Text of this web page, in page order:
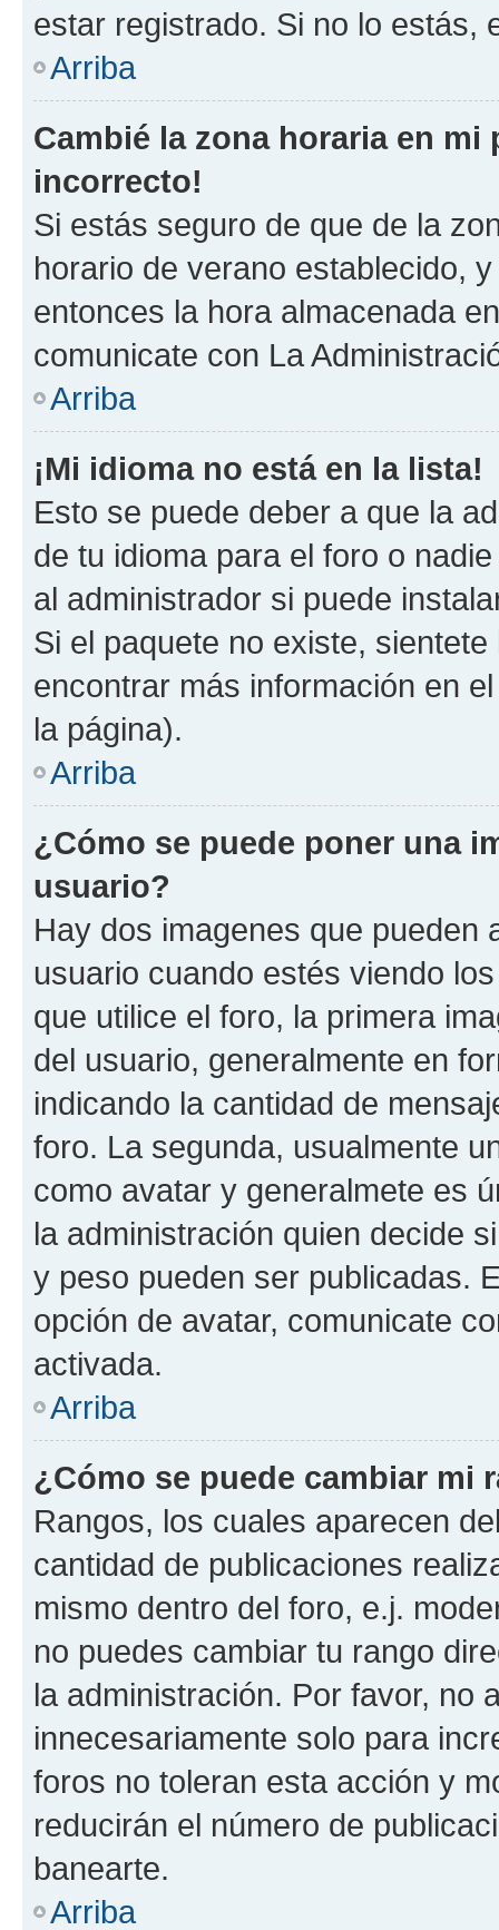
estar registrado. Si no lo estás,
Arriba
Cambié la zona horaria en
incorrecto!
Si estás seguro de que de la
horario de verano establecido,
entonces la hora almacenada
comunicate con La
Arriba
¡Mi idioma no está en la lista!
Esto se puede deber a que la
de tu idioma para el foro o
al administrador si puede
Si el paquete no existe,
encontrar más información en
la página).
Arriba
¿Cómo se puede poner una
usuario?
Hay dos imagenes que pueden
usuario cuando estés viendo
que utilice el foro, la primera
del usuario, generalmente en
indicando la cantidad de
foro. La segunda, usualmente
como avatar y generalmete es
la administración quien decide
y peso pueden ser publicadas.
opción de avatar, comunicate
activada.
Arriba
¿Cómo se puede cambiar mi
Rangos, los cuales aparecen
cantidad de publicaciones
mismo dentro del foro, e.j.
no puedes cambiar tu rango
la administración. Por favor, no
innecesariamente solo para
foros no toleran esta acción y
reducirán el número de
banearte.
Arriba